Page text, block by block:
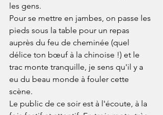
les gens.
Pour se mettre en jambes, on passe les
pieds sous la table pour un repas
auprès du feu de cheminée (quel
délice ton bœuf à la chinoise !) et le
trac monte tranquille, je sens qu'il y a
eu du beau monde à fouler cette
scène.
Le public de ce soir est à l'écoute, à la